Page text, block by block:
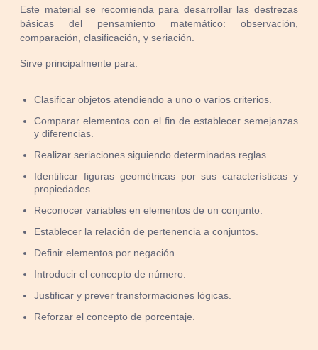
Este material se recomienda para desarrollar las destrezas
básicas del pensamiento matemático: observación,
comparación, clasificación, y seriación.
Sirve principalmente para:
Clasificar objetos atendiendo a uno o varios criterios.
Comparar elementos con el fin de establecer semejanzas
y diferencias.
Realizar seriaciones siguiendo determinadas reglas.
Identificar figuras geométricas por sus características y
propiedades.
Reconocer variables en elementos de un conjunto.
Establecer la relación de pertenencia a conjuntos.
Definir elementos por negación.
Introducir el concepto de número.
Justificar y prever transformaciones lógicas.
Reforzar el concepto de porcentaje.